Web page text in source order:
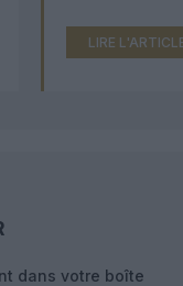
LIRE
dans votre boîte